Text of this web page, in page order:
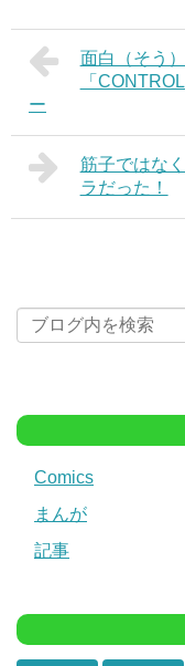
面白（そう
「
ー
筋子ではな
ラだった！
Comics
まんが
記事